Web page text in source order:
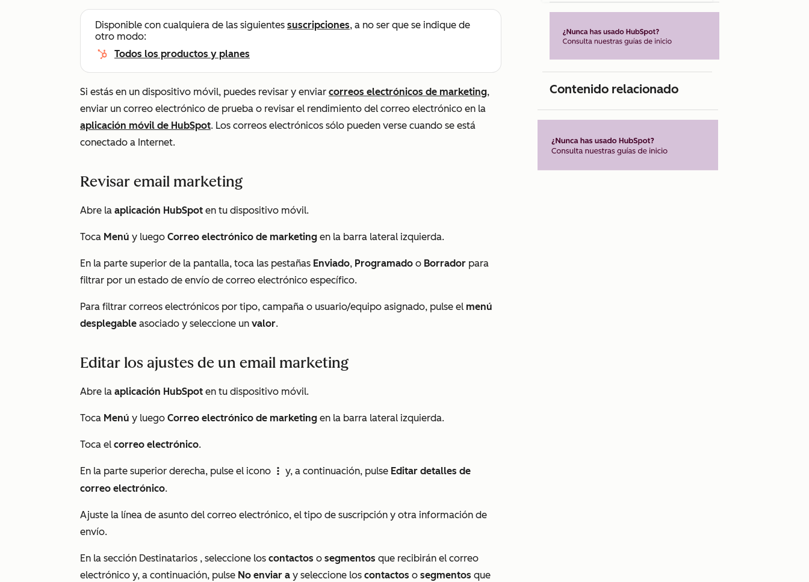
Disponible con cualquiera de las siguientes suscripciones, a no ser que se indique de
otro modo:
Todos los productos y planes
Si estás en un dispositivo móvil, puedes revisar y enviar correos electrónicos de marketing,
enviar un correo electrónico de prueba o revisar el rendimiento del correo electrónico en la
aplicación móvil de HubSpot. Los correos electrónicos sólo pueden verse cuando se está
conectado a Internet.
Revisar email marketing
Abre la aplicación HubSpot en tu dispositivo móvil.
Toca Menú y luego Correo electrónico de marketing en la barra lateral izquierda.
En la parte superior de la pantalla, toca las pestañas Enviado, Programado o Borrador para
filtrar por un estado de envío de correo electrónico específico.
Para filtrar correos electrónicos por tipo, campaña o usuario/equipo asignado, pulse el menú
desplegable asociado y seleccione un valor.
Editar los ajustes de un email marketing
Abre la aplicación HubSpot en tu dispositivo móvil.
Toca Menú y luego Correo electrónico de marketing en la barra lateral izquierda.
Toca el correo electrónico.
En la parte superior derecha, pulse el icono verticalMenu y, a continuación, pulse Editar detalles de
correo electrónico.
Ajuste la línea de asunto del correo electrónico, el tipo de suscripción y otra información de
envío.
En la sección Destinatarios , seleccione los contactos o segmentos que recibirán el correo
electrónico y, a continuación, pulse No enviar a y seleccione los contactos o segmentos que
Contenido relacionado